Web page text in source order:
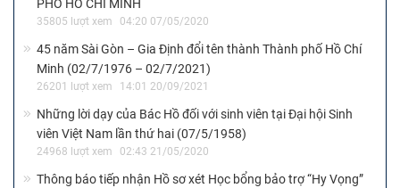
PHỐ HỒ CHÍ MINH
35805 lượt xem 04:20 07/05/2020
45 năm Sài Gòn – Gia Định đổi tên thành Thành phố Hồ Chí
Minh (02/7/1976 – 02/7/2021)
26201 lượt xem 14:01 20/09/2021
Những lời dạy của Bác Hồ đối với sinh viên tại Đại hội Sinh
viên Việt Nam lần thứ hai (07/5/1958)
24968 lượt xem 02:43 21/05/2020
Thông báo tiếp nhận Hồ sơ xét Học bổng bảo trợ “Hy Vọng”